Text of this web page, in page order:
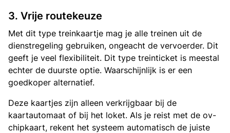
3. Vrije routekeuze
Met dit type treinkaartje mag je alle treinen uit de
dienstregeling gebruiken, ongeacht de vervoerder. Dit
geeft je veel flexibiliteit. Dit type treinticket is meestal
echter de duurste optie. Waarschijnlijk is er een
goedkoper alternatief.
Deze kaartjes zijn alleen verkrijgbaar bij de
kaartautomaat of bij het loket. Als je reist met de ov-
chipkaart, rekent het systeem automatisch de juiste